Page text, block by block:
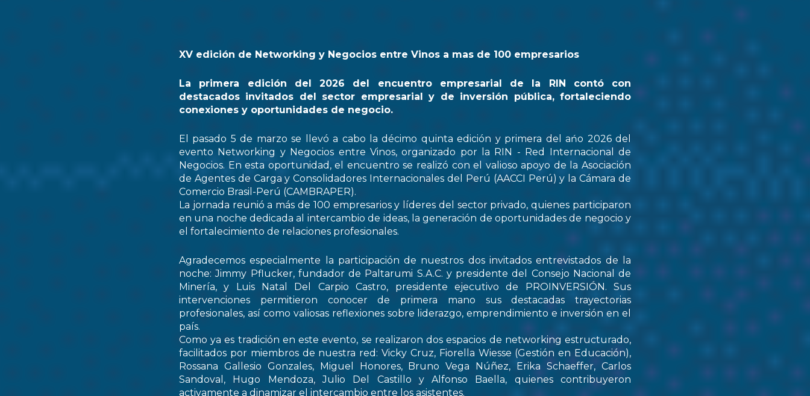
XV edición de Networking y Negocios entre Vinos a mas de 100 empresarios
La primera edición del 2026 del encuentro empresarial de la RIN contó con
destacados invitados del sector empresarial y de inversión pública, fortaleciendo
conexiones y oportunidades de negocio.
El pasado 5 de marzo se llevó a cabo la décimo quinta edición y primera del ańo 2026 del
evento Networking y Negocios entre Vinos, organizado por la RIN - Red Internacional de
Negocios. En esta oportunidad, el encuentro se realizó con el valioso apoyo de la Asociación
de Agentes de Carga y Consolidadores Internacionales del Perú (AACCI Perú) y la Cámara de
Comercio Brasil-Perú (CAMBRAPER).
La jornada reunió a más de 100 empresarios y líderes del sector privado, quienes participaron
en una noche dedicada al intercambio de ideas, la generación de oportunidades de negocio y
el fortalecimiento de relaciones profesionales.
Agradecemos especialmente la participación de nuestros dos invitados entrevistados de la
noche: Jimmy Pflucker, fundador de Paltarumi S.A.C. y presidente del Consejo Nacional de
Minería, y Luis Natal Del Carpio Castro, presidente ejecutivo de PROINVERSIÓN. Sus
intervenciones permitieron conocer de primera mano sus destacadas trayectorias
profesionales, así como valiosas reflexiones sobre liderazgo, emprendimiento e inversión en el
país.
Como ya es tradición en este evento, se realizaron dos espacios de networking estructurado,
facilitados por miembros de nuestra red: Vicky Cruz, Fiorella Wiesse (Gestión en Educación),
Rossana Gallesio Gonzales, Miguel Honores, Bruno Vega Núñez, Erika Schaeffer, Carlos
Sandoval, Hugo Mendoza, Julio Del Castillo y Alfonso Baella, quienes contribuyeron
activamente a dinamizar el intercambio entre los asistentes.